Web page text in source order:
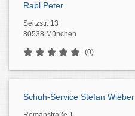
Rabl Peter
Seitzstr. 13
80538 München
(0)
Schuh-Service Stefan Wieber